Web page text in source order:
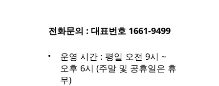
전화문의 : 대표번호 1661-9499
운영 시간 : 평일 오전 9시 ~
오후 6시 (주말 및 공휴일은 휴
무)